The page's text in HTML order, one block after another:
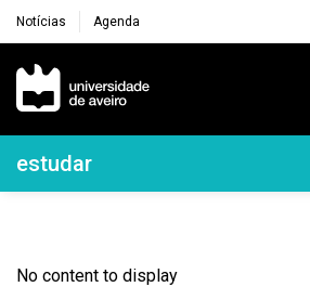
Notícias Agenda
Navegação Principal
Navegação Lateral
estudar
No content to display